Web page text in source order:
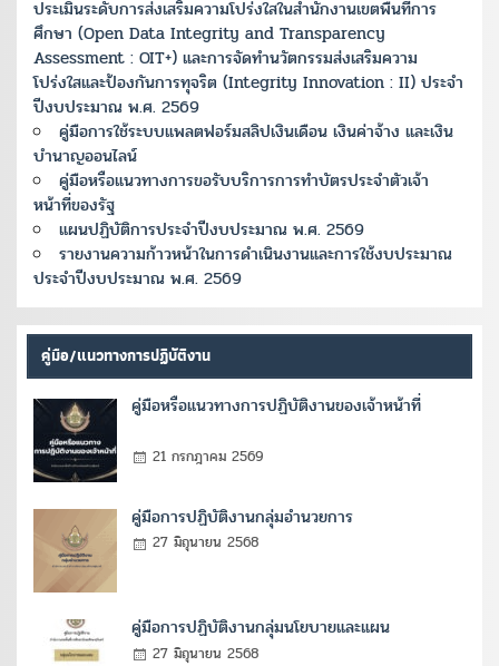
ประเมินระดับการส่งเสริมความโปร่งใสในสำนักงานเขตพื้นที่การ
ศึกษา (Open Data Integrity and Transparency
Assessment : OIT+) และการจัดทำนวัตกรรมส่งเสริมความ
โปร่งใสและป้องกันการทุจริต (Integrity Innovation : II) ประจำ
ปีงบประมาณ พ.ศ. 2569
คู่มือการใช้ระบบแพลตฟอร์มสลิปเงินเดือน เงินค่าจ้าง และเงิน
บำนาญออนไลน์
คู่มือหรือแนวทางการขอรับบริการการทำบัตรประจำตัวเจ้า
หน้าที่ของรัฐ
แผนปฏิบัติการประจำปีงบประมาณ พ.ศ. 2569
รายงานความก้าวหน้าในการดำเนินงานและการใช้งบประมาณ
ประจำปีงบประมาณ พ.ศ. 2569
คู่มือ/แนวทางการปฏิบัติงาน
คู่มือหรือแนวทางการปฏิบัติงานของเจ้าหน้าที่
21 กรกฎาคม 2569
คู่มือการปฏิบัติงานกลุ่มอำนวยการ
27 มิถุนายน 2568
คู่มือการปฏิบัติงานกลุ่มนโยบายและแผน
27 มิถุนายน 2568